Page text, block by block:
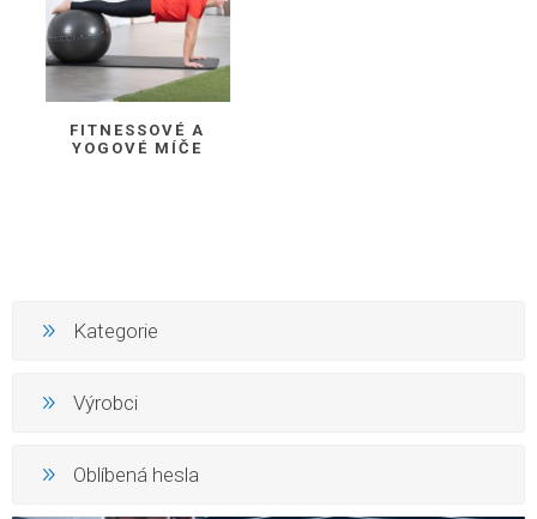
FITNESSOVÉ A
YOGOVÉ MÍČE
Kategorie
Výrobci
Oblíbená hesla